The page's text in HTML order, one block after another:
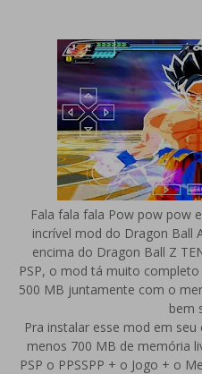
Fala fala fala Pow pow pow
incrível mod do Dragon Ball
encima do Dragon Ball Z
PSP, o mod tá muito
500 MB juntamente com o
bem
Pra instalar esse mod em
menos 700 MB de memória
PSP o PPSSPP + o Jogo + o